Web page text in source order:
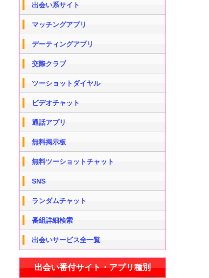
出会い系サイト
マッチングアプリ
デーティングアプリ
交際クラブ
ツーショットダイヤル
ビデオチャット
通話アプリ
無料掲示板
無料ツーショットチャット
SNS
ランダムチャット
番組詳細検索
出会いサービス全一覧
出会い番付サイト・アプリ種別